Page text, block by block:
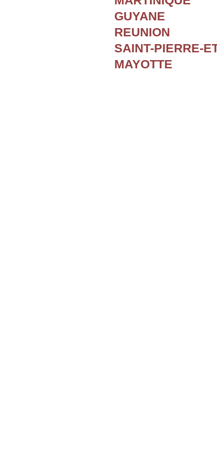
GUYANE
REUNION
SAINT-PIERRE-
MAYOTTE